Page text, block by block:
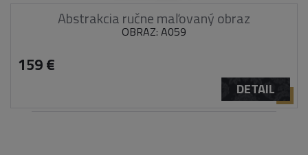
Abstrakcia ručne maľovaný obraz
OBRAZ: A059
159 €
DETAIL